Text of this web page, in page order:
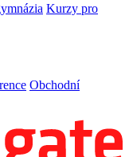
Kurzy pro
Obchodní